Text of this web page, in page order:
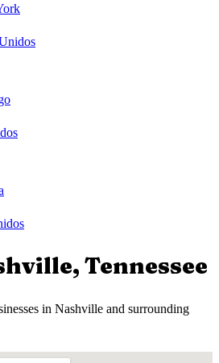
, Tennessee
in Nashville and surrounding